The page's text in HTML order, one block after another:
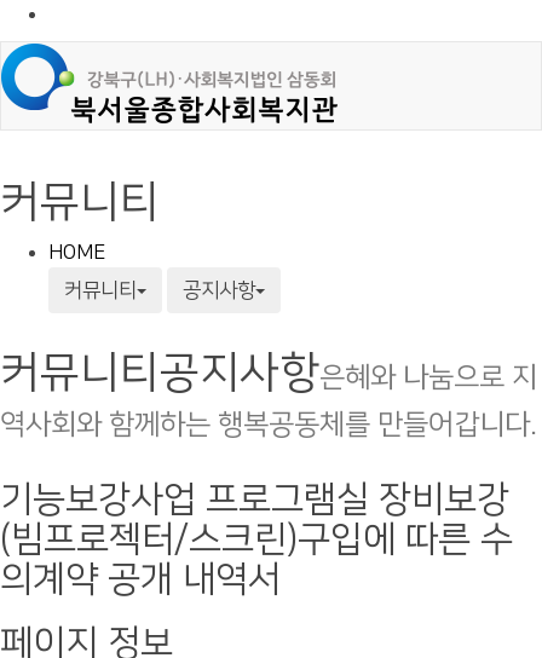
커뮤니티
HOME
커뮤니티
공지사항
커뮤니티 공지사항은혜와 나눔으로 지
역사회와 함께하는 행복공동체를 만들어갑니다.
기능보강사업 프로그램실 장비보강
(빔프로젝터/스크린)구입에 따른 수
의계약 공개 내역서
페이지 정보